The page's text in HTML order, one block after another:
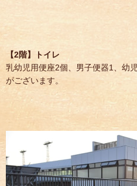
【2階】トイレ
乳幼児用便座2個、男子便器1、幼
がございます。